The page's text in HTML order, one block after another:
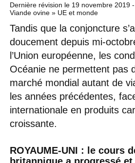
Dernière révision le 19 novembre 2019
Viande ovine » UE et monde
Tandis que la conjoncture
doucement depuis mi-
l’Union européenne, les
Océanie ne permettent pas
marché mondial autant de
les années précédentes,
internationale en produits
croissante.
ROYAUME-UNI : le cours